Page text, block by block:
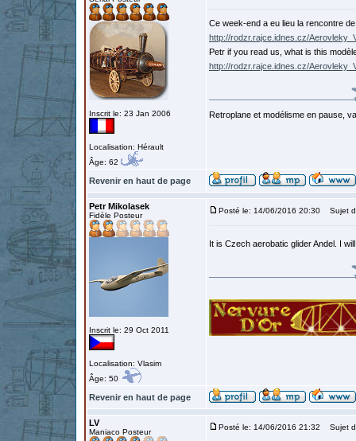
Inscrit le: 23 Jan 2006
Localisation: Hérault
Âge: 62
Ce week-end a eu lieu la rencontre
http://rodzr.rajce.idnes.cz/
Petr if you read us, what is this
http://rodzr.rajce.idnes.cz/
Retroplane et modélisme en pause,
Revenir en haut de page
Petr Mikolasek
Fidèle Posteur
Inscrit le: 29 Oct 2011
Localisation: Vlasim
Âge: 50
Posté le: 14/06/2016 20:30 Sujet
It is Czech aerobatic glider Andel. I
Revenir en haut de page
LV
Maniaco Posteur
Posté le: 14/06/2016 21:32 Sujet